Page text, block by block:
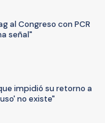
al Congreso con PCR
señal"
impidió su retorno a
no existe"